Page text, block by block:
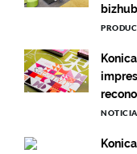
NOTICIA